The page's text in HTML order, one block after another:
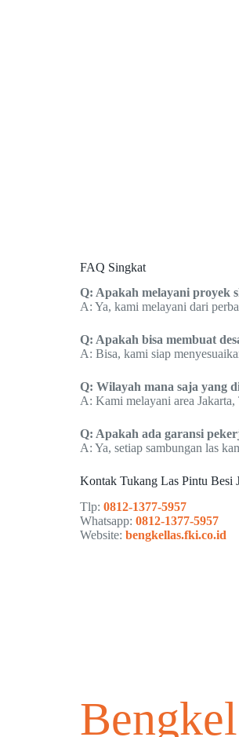
FAQ Singkat
Q: Apakah melayani proyek
A: Ya, kami melayani dari
Q: Apakah bisa membuat
A: Bisa, kami siap
Q: Wilayah mana saja yang
A: Kami melayani area
Q: Apakah ada garansi
A: Ya, setiap sambungan las
Kontak Tukang Las Pintu Besi
Tlp: 0812-1377-5957
Whatsapp: 0812-1377-5957
Website: bengkellas.fki.co.id